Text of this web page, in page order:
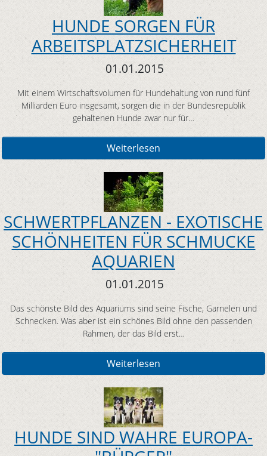
HUNDE SORGEN FÜR
ARBEITSPLATZSICHERHEIT
01.01.2015
Mit einem Wirtschaftsvolumen für Hundehaltung von rund fünf
Milliarden Euro insgesamt, sorgen die in der Bundesrepublik
gehaltenen Hunde zwar nur für…
Weiterlesen
SCHWERTPFLANZEN - EXOTISCHE
SCHÖNHEITEN FÜR SCHMUCKE
AQUARIEN
01.01.2015
Das schönste Bild des Aquariums sind seine Fische, Garnelen und
Schnecken. Was aber ist ein schönes Bild ohne den passenden
Rahmen, der das Bild erst…
Weiterlesen
HUNDE SIND WAHRE EUROPA-